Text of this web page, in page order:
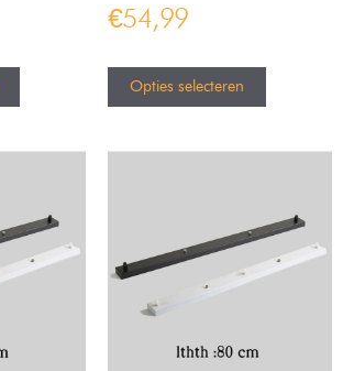
€54,99
Opties selecteren